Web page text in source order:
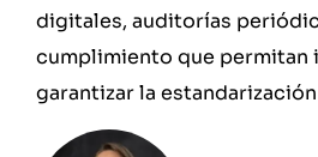
digitales, auditorías
cumplimiento que permitan
garantizar la